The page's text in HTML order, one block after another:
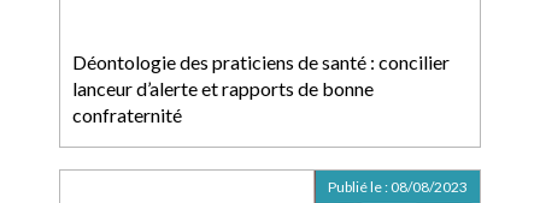
Déontologie des praticiens de santé : concilier
lanceur d’alerte et rapports de bonne
confraternité
Publié le : 08/08/2023